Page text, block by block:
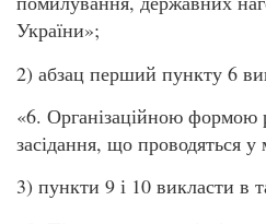
України»;
2) абзац перший пункту 6
«6. Організаційною формою
засідання, що проводяться у
3) пункти 9 і 10 викласти в